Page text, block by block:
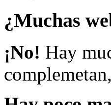
¿Muchas
¡No! Hay